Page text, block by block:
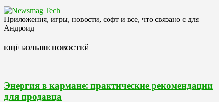
Приложения, игры, новости, софт и все, что связано с для
Андроид
ЕЩЁ БОЛЬШЕ НОВОСТЕЙ
Энергия в кармане: практические рекомендации
для продавца